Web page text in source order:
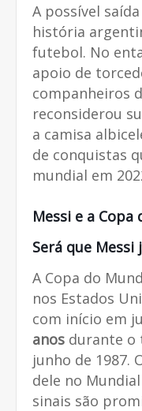
A possível
história
futebol. No
apoio de
companheiros
reconsiderou
a camisa
de conquistas
mundial em
Messi e a Copa
Será que Messi
A Copa do
nos Estados
com início em
anos durante o
junho de 1987.
dele no
sinais são